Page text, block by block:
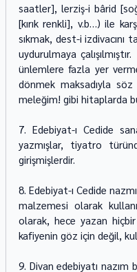
saatler], lerziş-i bârid
[kırık renkli], v.b…) ile
sıkmak, dest-i izdivacını
uydurulmaya
ünlemlere fazla yer
dönmek maksadıyla
meleğim! gibi hitaplarda
7. Edebiyat-ı Cedide
yazmışlar, tiyatro
girişmişlerdir.
8. Edebiyat-ı Cedide
malzemesi olarak
olarak, hece yazan hiçbir
kafiyenin göz için değil,
9. Divan edebiyatı nazım